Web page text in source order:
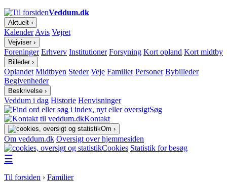
Veddum.dk
Aktuelt ›
Kalender Avis Vejret
Vejviser ›
Foreninger Erhverv Institutioner Forsyning Kort opland Kort midtby
Billeder ›
Oplandet Midtbyen Steder Veje Familier Personer Bybilleder
Begivenheder
Beskrivelse ›
Veddum i dag Historie Henvisninger
Søg
Kontakt
Om ›
Om veddum.dk Oversigt over hjemmesiden
Cookies Statistik for besøg
☰
Til forsiden › Familier